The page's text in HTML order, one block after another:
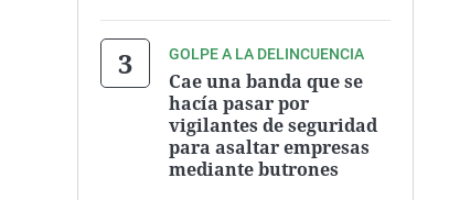
GOLPE A LA DELINCUENCIA
Cae una banda que se
hacía pasar por
vigilantes de seguridad
para asaltar empresas
mediante butrones